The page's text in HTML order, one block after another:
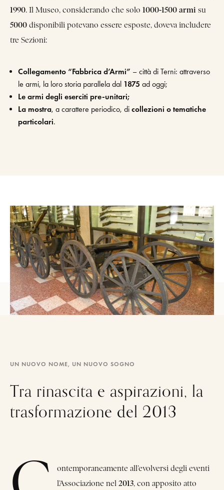
1990. Il Museo, considerando che solo 1000-1500 armi su
5000 disponibili potevano essere esposte, doveva includere
tre Sezioni:
Collegamento “Fabbrica d’Armi” – città di Terni: attraverso
le armi, la loro storia parallela dal 1875 ad oggi;
Le armi degli eserciti pre-unitari;
La mostra, a carattere periodico, di collezioni o tematiche
particolari.
UN NUOVO NOME, UN NUOVO SOGNO
Tra rinascita e aspirazioni, la
trasformazione del 2013
ontemporaneamente all’evolversi degli eventi
l’Associazione nel 2013, con apposito atto